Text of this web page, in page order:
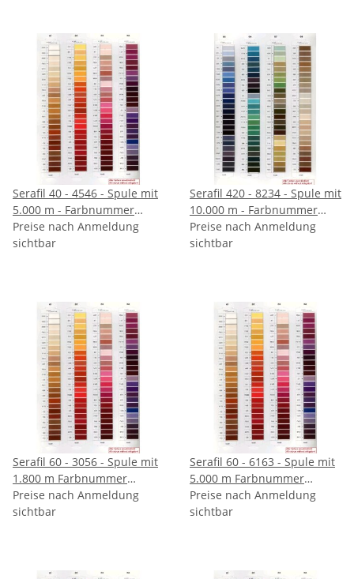
Serafil 40 - 4546 - Spule mit
5.000 m - Farbnummer
angeben
Preise nach Anmeldung
sichtbar
Serafil 420 - 8234 - Spule mit
10.000 m - Farbnummer
angeben
Preise nach Anmeldung
sichtbar
Serafil 60 - 3056 - Spule mit
1.800 m Farbnummer
angeben
Preise nach Anmeldung
sichtbar
Serafil 60 - 6163 - Spule mit
5.000 m Farbnummer
angeben
Preise nach Anmeldung
sichtbar